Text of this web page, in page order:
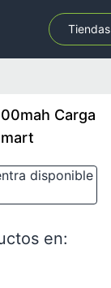
Tiendas
Carga
disponible
en: